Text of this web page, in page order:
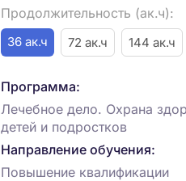
Продолжительность (ак.ч):
36 ак.ч 72 ак.ч 144 ак.ч
Программа:
Лечебное дело. Охрана
детей и подростков
Направление обучения:
Повышение квалификации